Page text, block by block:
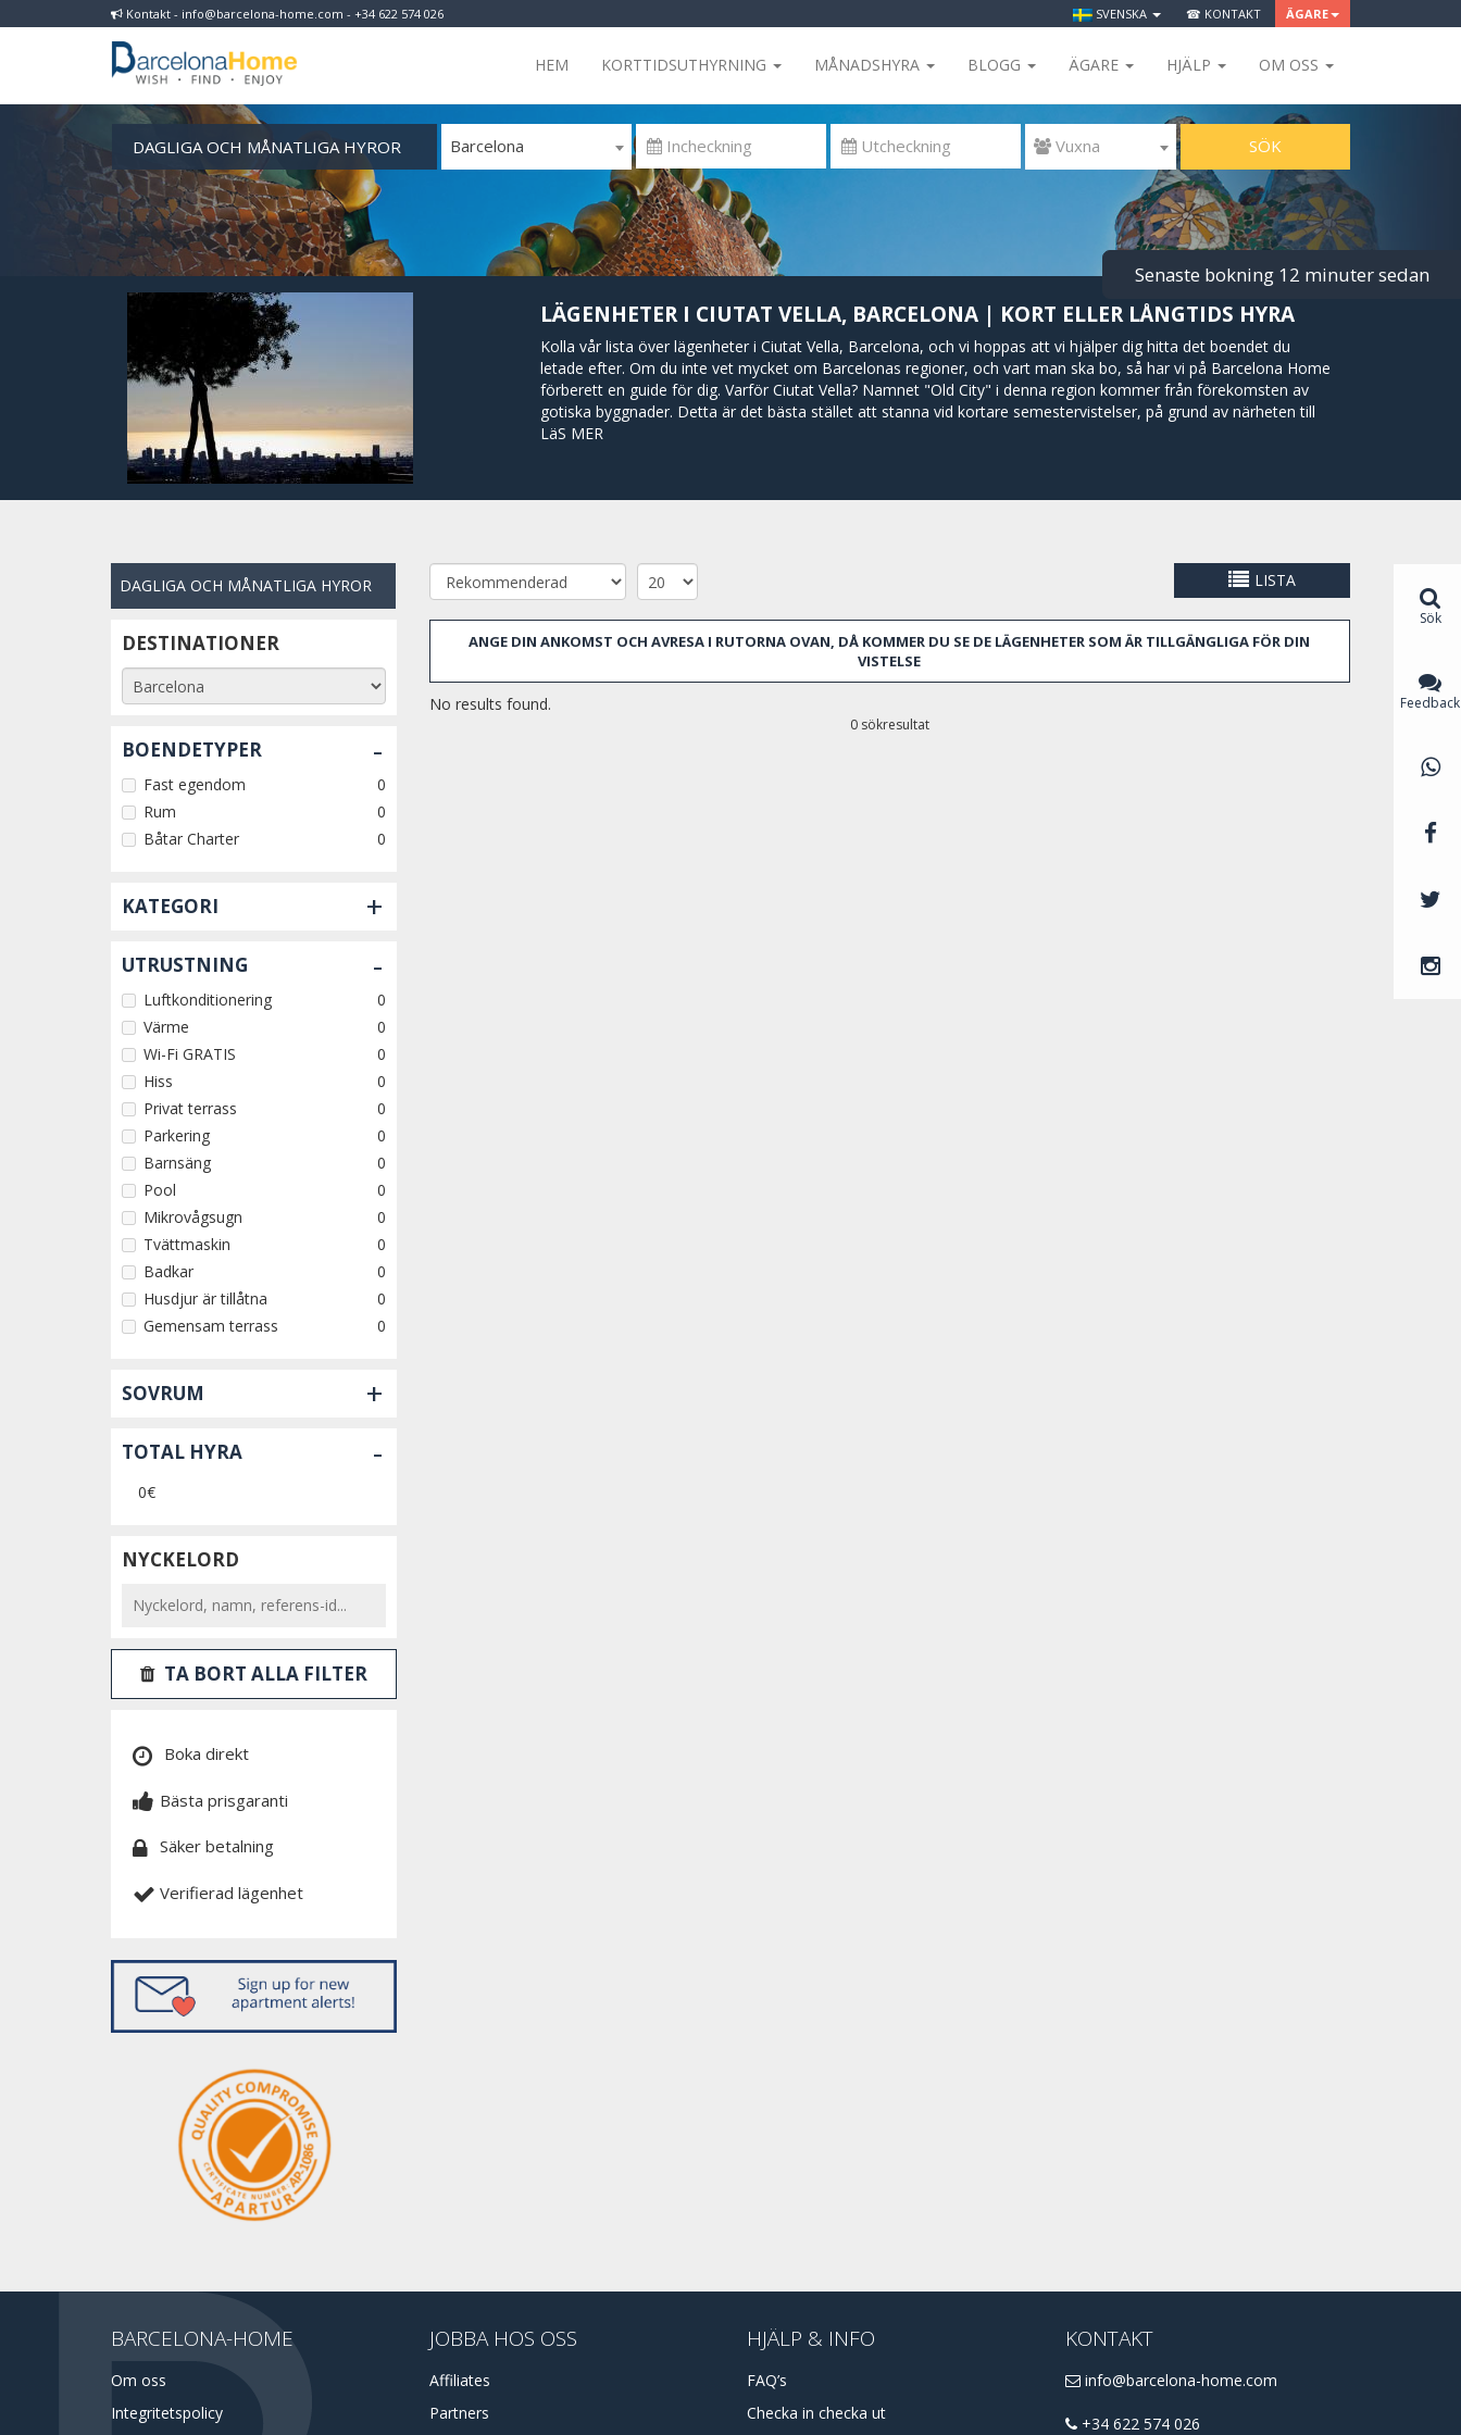
Kontakt - info@barcelona-home.com - +34 622 574 026 SVENSKA ☎ KONTAKT ÄGARE
HEM KORTTIDSUTHYRNING MÅNADSHYRA BLOGG ÄGARE HJÄLP OM OSS
DAGLIGA OCH MÅNATLIGA HYROR Barcelona  Vuxna SÖK
LÄGENHETER I CIUTAT VELLA, BARCELONA | KORT ELLER LÅNGTIDS HYRA
Kolla vår lista över lägenheter i Ciutat Vella, Barcelona, och vi hoppas att vi hjälper dig hitta det boendet du
letade efter. Om du inte vet mycket om Barcelonas regioner, och vart man ska bo, så har vi på Barcelona Home
förberett en guide för dig. Varför Ciutat Vella? Namnet "Old City" i denna region kommer från förekomsten av
gotiska byggnader. Detta är det bästa stället att stanna vid kortare semestervistelser, på grund av närheten till
många turistattraktioner, eller till och med för att bo en längre period tack vare att det är så centralt i Barcelona
och andra stadsdelar i Barcelona. På en kort promenad hittar du Ramblas, Plaza Catalunya, stranden och
Under din vistelse i Barcelona borde du placera Ciutat Vella som den första i din "att besöka" lista. Ett av
Barcelonas äldsta områden, och alltid beundrad av turisterna på grund av dess tydliga och verkligt unika
arkitektur. Men det blir ännu mer intressant att hyra en lägenhet och bo i kärnan i denna vackra huvudstad i
Katalonien. Vi har ett par fastighetsvarianter att föreslå dig. Från studiolägenheter till lyxiga takvåningar och hus,
från billiga lägenheter till de dyra. Du kan alltid kontakta oss för att få tips om boende, eller hjälp med att välja
LäS MER
DAGLIGA OCH MÅNATLIGA HYROR
DESTINATIONER
BOENDETYPER -
Fast egendom
0
Rum
0
Båtar Charter
0
KATEGORI +
UTRUSTNING -
Luftkonditionering
0
Värme
0
Wi-Fi GRATIS
0
Hiss
0
Privat terrass
0
Parkering
0
Barnsäng
0
Pool
0
Mikrovågsugn
0
Tvättmaskin
0
Badkar
0
Husdjur är tillåtna
0
Gemensam terrass
0
SOVRUM +
TOTAL HYRA -
0€
NYCKELORD
TA BORT ALLA FILTER
Boka direkt
Bästa prisgaranti
Säker betalning
Verifierad lägenhet
LISTA
ANGE DIN ANKOMST OCH AVRESA I RUTORNA OVAN, DÅ KOMMER DU SE DE LÄGENHETER SOM ÄR TILLGÄNGLIGA FÖR DIN
VISTELSE
No results found.
0 sökresultat
Senaste bokning 12 minuter sedan
BARCELONA-HOME
Om oss
Integritetspolicy
JOBBA HOS OSS
Affiliates
Partners
HJÄLP & INFO
FAQ’s
Checka in checka ut
KONTAKT
info@barcelona-home.com
+34 622 574 026
Sök
Feedback